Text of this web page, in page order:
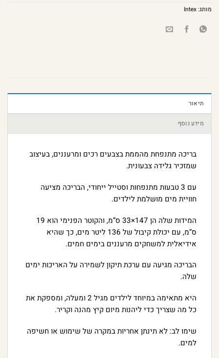
מותג:Intex
תיאור
מידע נוסף
בריכה מתנפחת מהממת בצבעים רכים ומרעננים, בעיצוב
שמזכיר גלידה צבעונית.
עם 3 טבעות מתנפחות וסטייל ייחודי, הבריכה מציעה
חוויית מים מושלמת לילדים.
המידות שלה הן 147×33 ס”מ, והקוטר הפנימי הוא 19
ס”מ, עם יכולת קיבול של 136 ליטר מים, כך שהיא
אידיאלית למשחקים מרעננים בימים חמים.
הבריכה מגיעה עם ערכת תיקון לשמירה על האריכות ימים
שלה.
היא מתאימה במיוחד לילדים מגיל 2 ומעלה, ומספקת את
כל מה שצריך כדי ליהנות מיום קיץ מהנה וקריר.
שימו לב: לא תינתן אחריות במקרה של שימוש או חשיפה
למים.